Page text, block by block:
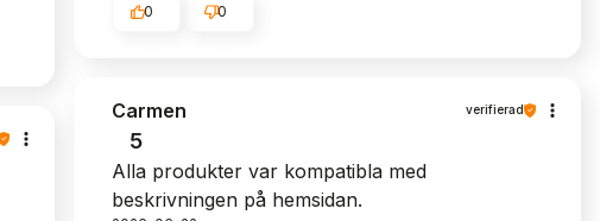
0 0
Carmen verifierad
5
Alla produkter var kompatibla med
beskrivningen på hemsidan.